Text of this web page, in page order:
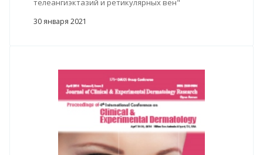
телеангиэктазий и ретикулярных вен"
30 января 2021